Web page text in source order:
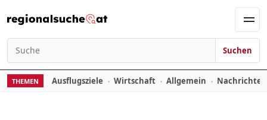
Suchen nach:
Suchen
THEMEN Ausflugsziele Wirtschaft Allgemein